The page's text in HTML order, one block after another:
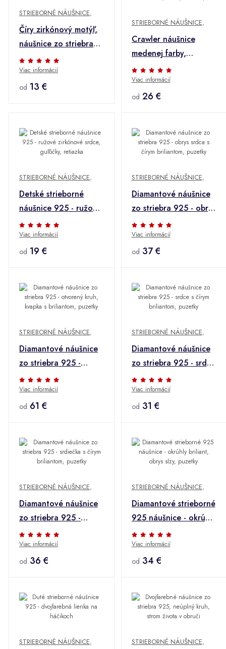
STRIEBORNÉ NÁUŠNICE,
Číry zirkónový motýľ,
náušnice zo striebra
925
Viac informácií
od 13 €
STRIEBORNÉ NÁUŠNICE,
Crawler náušnice
medenej farby,
striebro 925, vetvička
s listami, puzetky a
háčiky
Viac informácií
od 26 €
STRIEBORNÉ NÁUŠNICE,
Detské strieborné
náušnice 925 - ružové
zirkónové srdce,
guľôčky, retiazka
Viac informácií
od 19 €
STRIEBORNÉ NÁUŠNICE,
Diamantové náušnice
zo striebra 925 - obrys
srdca s čírym
briliantom, puzetky
Viac informácií
od 37 €
STRIEBORNÉ NÁUŠNICE,
Diamantové náušnice
zo striebra 925 -
otvorený kruh, kvapka
s briliantom, puzetky
Viac informácií
od 61 €
STRIEBORNÉ NÁUŠNICE,
Diamantové náušnice
zo striebra 925 - srdce
s čírym briliantom,
puzetky
Viac informácií
od 31 €
STRIEBORNÉ NÁUŠNICE,
Diamantové náušnice
zo striebra 925 -
srdiečka s čírym
briliantom, puzetky
Viac informácií
od 36 €
STRIEBORNÉ NÁUŠNICE,
Diamantové strieborné
925 náušnice - okrúhly
briliant, obrys slzy,
puzetky
Viac informácií
od 34 €
STRIEBORNÉ NÁUŠNICE, STRIEBORNÉ NÁUŠNICE,